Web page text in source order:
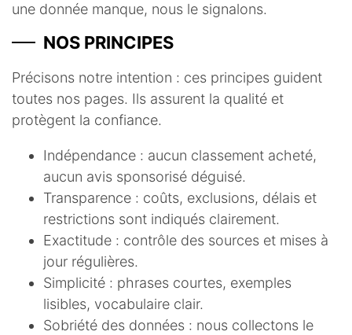
une donnée manque, nous le signalons.
NOS PRINCIPES
Précisons notre intention : ces principes guident
toutes nos pages. Ils assurent la qualité et
protègent la confiance.
Indépendance : aucun classement acheté,
aucun avis sponsorisé déguisé.
Transparence : coûts, exclusions, délais et
restrictions sont indiqués clairement.
Exactitude : contrôle des sources et mises à
jour régulières.
Simplicité : phrases courtes, exemples
lisibles, vocabulaire clair.
Sobriété des données : nous collectons le